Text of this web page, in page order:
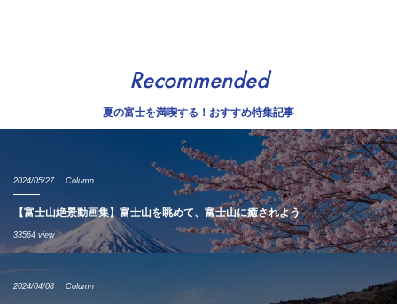
Recommended
夏の富士を満喫する！おすすめ特集記事
2024/05/27 Column
【富士山絶景動画集】富士山を眺めて、富士山に癒されよう
33564 view
2024/04/08 Column